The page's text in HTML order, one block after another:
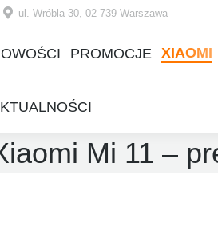
ul. Wróbla 30, 02-739 Warszawa
PROMOCJE XIAOMI
Mi 11 –